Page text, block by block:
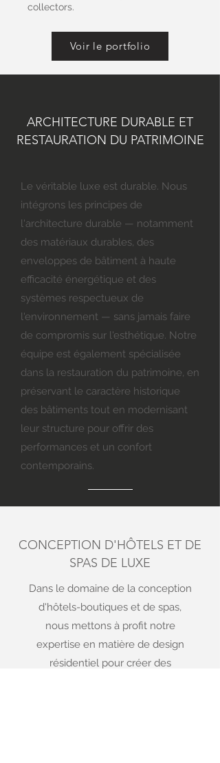
collectors.
Voir le portfolio
ARCHITECTURE DURABLE ET
RESTAURATION DU PATRIMOINE
Le véritable luxe est durable. Nous
intégrons les principes de
l'architecture durable — notamment
des matériaux durables, des
enveloppes de bâtiment à haute
efficacité énergétique et des
systèmes respectueux de
l'environnement — sans jamais faire
de compromis sur l'esthétique. Notre
équipe est également spécialisée
dans la restauration du patrimoine, en
préservant le caractère historique
des bâtiments tout en modernisant
leur structure pour offrir des
performances et un confort
contemporains.
CONCEPTION D'HÔTELS ET DE
SPAS DE LUXE
Dans le domaine de la conception
d'hôtels-boutiques et de spas,
nous mettons à profit notre
expertise en matière de design
résidentiel pour créer des